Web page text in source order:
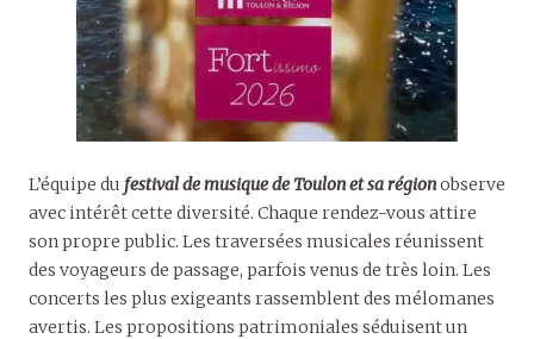
L’équipe du festival de musique de Toulon et sa régionobserve
avec intérêt cette diversité. Chaque rendez-vous attire
son propre public. Les traversées musicales réunissent
des voyageurs de passage, parfois venus de très loin. Les
concerts les plus exigeants rassemblent des mélomanes
avertis. Les propositions patrimoniales séduisent un